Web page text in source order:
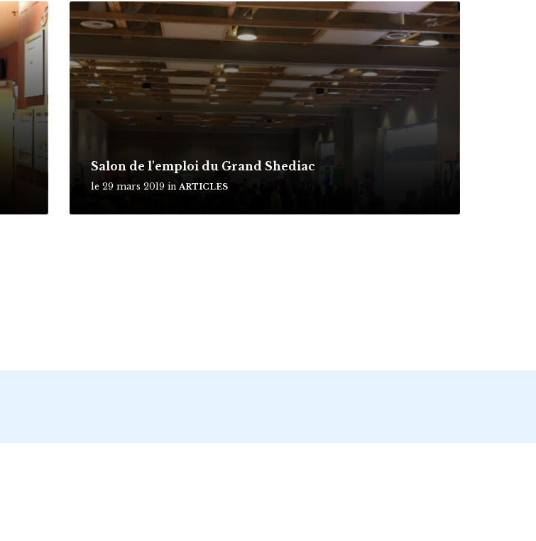
Salon de l'emploi du Grand Shediac
le 29 mars 2019 in ARTICLES
M
o
r